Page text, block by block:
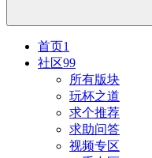
首页1
社区99
所有版块
玩杯之道
求个推荐
求助问答
视频专区